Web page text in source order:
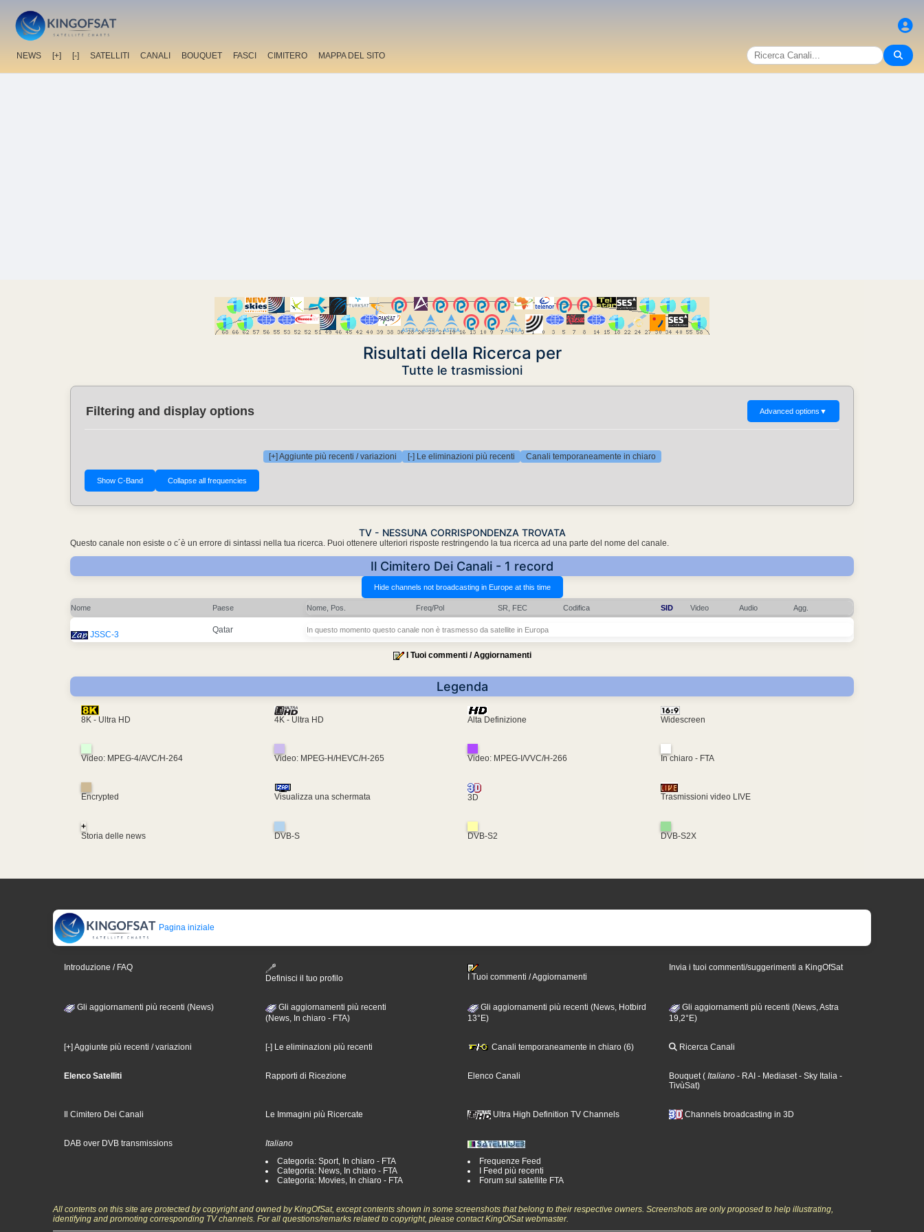
NEWS [+] [-] SATELLITI CANALI BOUQUET FASCI CIMITERO MAPPA DEL SITO
Risultati della Ricerca per
Tutte le trasmissioni
Filtering and display options Advanced options ▼
[+] Aggiunte più recenti / variazioni [-] Le eliminazioni più recenti Canali temporaneamente in chiaro
TV - NESSUNA CORRISPONDENZA TROVATA
Questo canale non esiste o c´è un errore di sintassi nella tua ricerca. Puoi ottenere ulteriori risposte restringendo la tua ricerca ad una parte del nome del canale.
Il Cimitero Dei Canali - 1 record
Nome Paese Nome, Pos. Freq/Pol SR, FEC Codifica SID Video Audio Agg.
JSSC-3 Qatar In questo momento questo canale non è trasmesso da satellite in Europa
I Tuoi commenti / Aggiornamenti
Legenda
8K - Ultra HD 4K - Ultra HD Alta Definizione Widescreen
Video: MPEG-4/AVC/H-264 Video: MPEG-H/HEVC/H-265 Video: MPEG-I/VVC/H-266 In chiaro - FTA
Encrypted Visualizza una schermata 3D Trasmissioni video LIVE
+
Storia delle news
DVB-S DVB-S2 DVB-S2X
Pagina iniziale
Introduzione / FAQ
Definisci il tuo profilo
I Tuoi commenti / Aggiornamenti
Invia i tuoi commenti/suggerimenti a KingOfSat
Gli aggiornamenti più recenti (News)
Gli aggiornamenti più recenti
(News, In chiaro - FTA)
Gli aggiornamenti più recenti (News, Hotbird
13°E)
Gli aggiornamenti più recenti (News, Astra
19,2°E)
[+] Aggiunte più recenti / variazioni [-] Le eliminazioni più recenti Canali temporaneamente in chiaro (6) Ricerca Canali
Elenco Satelliti Rapporti di Ricezione Elenco Canali Bouquet ( Italiano - RAI - Mediaset - Sky Italia -
TivùSat)
Il Cimitero Dei Canali Le Immagini più Ricercate Ultra High Definition TV Channels Channels broadcasting in 3D
DAB over DVB transmissions
Italiano
Categoria: Sport, In chiaro - FTA
Categoria: News, In chiaro - FTA
Categoria: Movies, In chiaro - FTA
Frequenze Feed
I Feed più recenti
Forum sul satellite FTA
All contents on this site are protected by copyright and owned by KingOfSat, except contents shown in some screenshots that belong to their respective owners. Screenshots are only proposed to help illustrating,
identifying and promoting corresponding TV channels. For all questions/remarks related to copyright, please contact KingOfSat webmaster.